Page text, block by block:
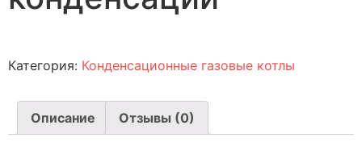
Категория: Конденсационные газовые котлы
Описание Отзывы (0)